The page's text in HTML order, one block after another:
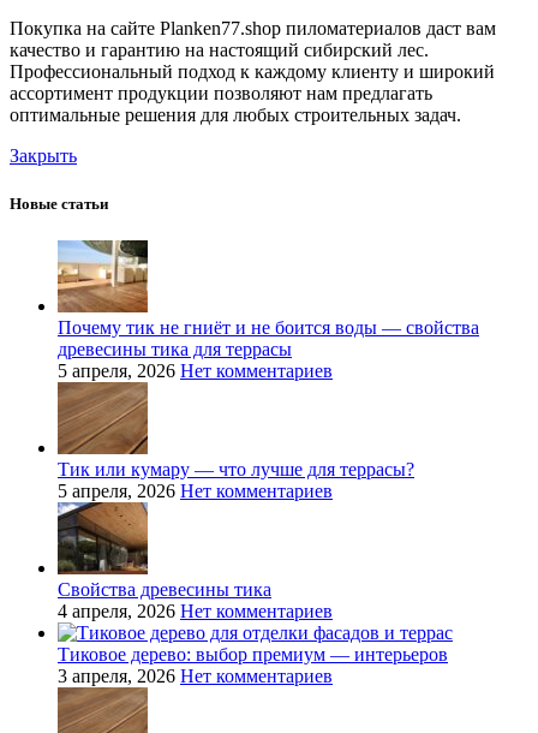
Покупка на сайте Planken77.shop пиломатериалов даст вам
качество и гарантию на настоящий сибирский лес.
Профессиональный подход к каждому клиенту и широкий
ассортимент продукции позволяют нам предлагать
оптимальные решения для любых строительных задач.
Закрыть
Новые статьи
Почему тик не гниёт и не боится воды — свойства
древесины тика для террасы
5 апреля, 2026 Нет комментариев
Тик или кумару — что лучше для террасы?
5 апреля, 2026 Нет комментариев
Свойства древесины тика
4 апреля, 2026 Нет комментариев
Тиковое дерево: выбор премиум — интерьеров
3 апреля, 2026 Нет комментариев